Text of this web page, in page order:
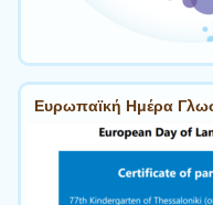
Ευρωπαϊκή Ημέρα